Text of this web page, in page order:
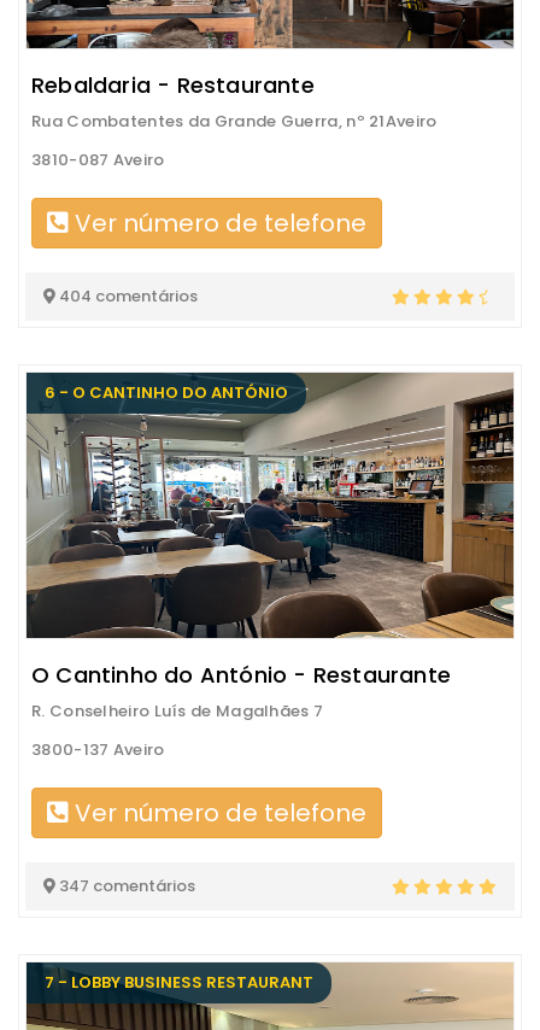
Rebaldaria - Restaurante
Rua Combatentes da Grande Guerra, nº 21Aveiro
3810-087 Aveiro
Ver número de telefone
404 comentários
6 - O CANTINHO DO ANTÓNIO
O Cantinho do António - Restaurante
R. Conselheiro Luís de Magalhães 7
3800-137 Aveiro
Ver número de telefone
347 comentários
7 - LOBBY BUSINESS RESTAURANT